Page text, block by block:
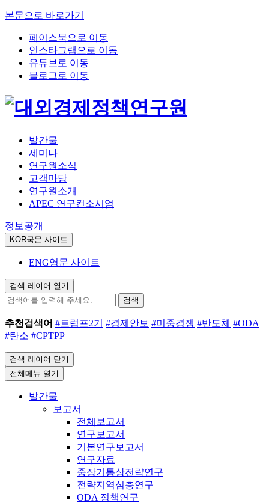
본문으로 바로가기
페이스북으로 이동
인스타그램으로 이동
유튜브로 이동
블로그로 이동
발간물
세미나
연구원소식
고객마당
연구원소개
APEC 연구컨소시엄
정보공개
KOR국문 사이트
ENG영문 사이트
검색 레이어 열기
검색
추천검색어 #트럼프2기 #경제안보 #미중경쟁 #반도체 #ODA
#탄소 #CPTPP
검색 레이어 닫기
전체메뉴 열기
발간물
보고서
전체보고서
연구보고서
기본연구보고서
연구자료
중장기통상전략연구
전략지역심층연구
ODA 정책연구